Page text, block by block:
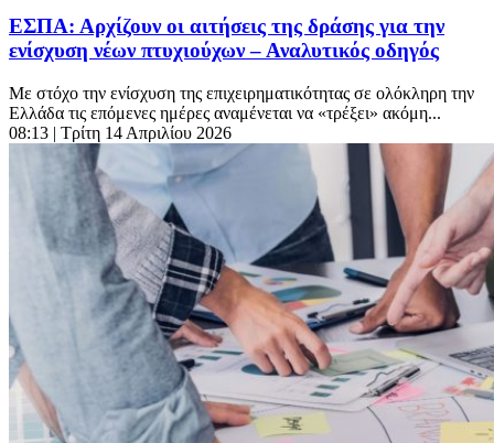
ΕΣΠΑ: Αρχίζουν οι αιτήσεις της δράσης για την
ενίσχυση νέων πτυχιούχων – Αναλυτικός οδηγός
Με στόχο την ενίσχυση της επιχειρηματικότητας σε ολόκληρη την
Ελλάδα τις επόμενες ημέρες αναμένεται να «τρέξει» ακόμη...
08:13 | Τρίτη 14 Απριλίου 2026